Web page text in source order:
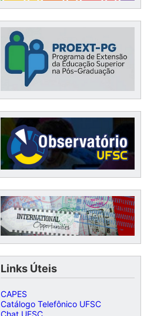
Links Úteis
CAPES
Catálogo Telefônico UFSC
Chat UFSC